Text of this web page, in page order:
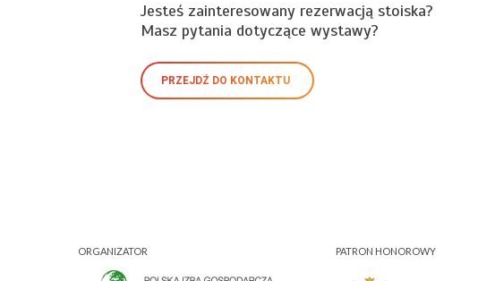
Jesteś zainteresowany rezerwacją stoiska?
Masz pytania dotyczące wystawy?
PRZEJDŹ DO KONTAKTU
ORGANIZATOR PATRON HONOROWY